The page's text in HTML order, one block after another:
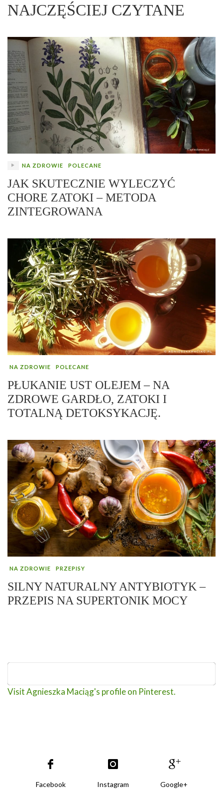
NAJCZĘŚCIEJ CZYTANE
NA ZDROWIE POLECANE
JAK SKUTECZNIE WYLECZYĆ
CHORE ZATOKI – METODA
ZINTEGROWANA
NA ZDROWIE POLECANE
PŁUKANIE UST OLEJEM – NA
ZDROWE GARDŁO, ZATOKI I
TOTALNĄ DETOKSYKACJĘ.
NA ZDROWIE PRZEPISY
SILNY NATURALNY ANTYBIOTYK –
PRZEPIS NA SUPERTONIK MOCY
Visit Agnieszka Maciąg's profile on Pinterest.
Facebook Instagram Google+